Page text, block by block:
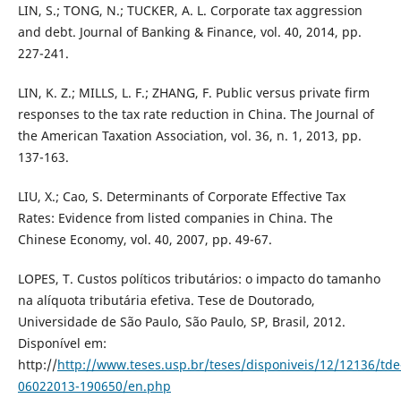
LIN, S.; TONG, N.; TUCKER, A. L. Corporate tax aggression
and debt. Journal of Banking & Finance, vol. 40, 2014, pp.
227-241.
LIN, K. Z.; MILLS, L. F.; ZHANG, F. Public versus private firm
responses to the tax rate reduction in China. The Journal of
the American Taxation Association, vol. 36, n. 1, 2013, pp.
137-163.
LIU, X.; Cao, S. Determinants of Corporate Effective Tax
Rates: Evidence from listed companies in China. The
Chinese Economy, vol. 40, 2007, pp. 49-67.
LOPES, T. Custos políticos tributários: o impacto do tamanho
na alíquota tributária efetiva. Tese de Doutorado,
Universidade de São Paulo, São Paulo, SP, Brasil, 2012.
Disponível em:
http://http://www.teses.usp.br/teses/disponiveis/12/12136/
06022013-190650/en.php